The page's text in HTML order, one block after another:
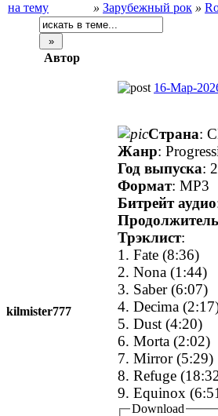
» Зарубежный рок »
Автор
kilmister777
16-Мар-
Страна:
Жанр:
Год выпуска:
Формат: MP3
Битрейт аудио
Трэклист:
1. Fate (8:36)
2. Nona (1:44)
3. Saber (6:07)
4. Decima
5. Dust (4:20)
6. Morta (2:02)
7. Mirror (5:29)
8. Refuge
9. Equinox
Download